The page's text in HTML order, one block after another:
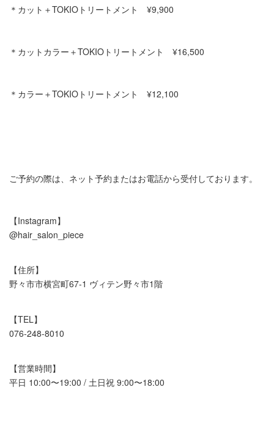
＊カット＋TOKIOトリートメント ¥9,900
＊カットカラー＋TOKIOトリートメント ¥16,500
＊カラー＋TOKIOトリートメント ¥12,100
ご予約の際は、ネット予約またはお電話から受付しております。
【Instagram】
@hair_salon_piece
【住所】
野々市市横宮町67-1 ヴィテン野々市1階
【TEL】
076-248-8010
【営業時間】
平日 10:00〜19:00 / 土日祝 9:00〜18:00